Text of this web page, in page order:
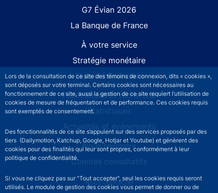
Lors de la consultation de ce site des témoins de connexion, dits « cookies »,
sont déposés sur votre terminal. Certains cookies sont nécessaires au
fonctionnement de ce site, aussi la gestion de ce site requiert l’utilisation de
cookies de mesure de fréquentation et de performance. Ces cookies requis
sont exemptés de consentement.
Des fonctionnalités de ce site s’appuient sur des services proposés par des
tiers (Dailymotion, Katchup, Google, Hotjar et Youtube) et génèrent des
cookies pour des finalités qui leur sont propres, conformément à leur
politique de confidentialité.
Si vous ne cliquez pas sur "Tout accepter", seul les cookies requis seront
utilisés. Le module de gestion des cookies vous permet de donner ou de
G7 Évian 2026
La Banque de France
À votre service
Stratégie monétaire
Stabilité financière
Publications et recherche
Statistiques
Actualités et événements
Nous rejoindre
Comités consultatifs
Footer secondary menuNous contacter